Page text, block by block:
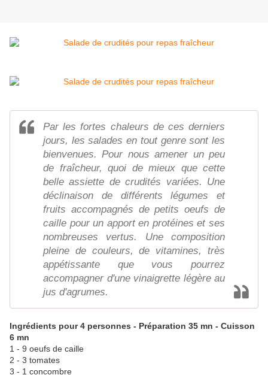
Par les fortes chaleurs de ces derniers
jours, les salades en tout genre sont les
bienvenues. Pour nous amener un peu
de fraîcheur, quoi de mieux que cette
belle assiette de crudités variées. Une
déclinaison de différents légumes et
fruits accompagnés de petits oeufs de
caille pour un apport en protéines et ses
nombreuses vertus. Une composition
pleine de couleurs, de vitamines, très
appétissante que vous pourrez
accompagner d'une vinaigrette légère au
jus d'agrumes.
Ingrédients pour 4 personnes - Préparation 35 mn - Cuisson
6 mn
1 - 9 oeufs de caille
2 - 3 tomates
3 - 1 concombre